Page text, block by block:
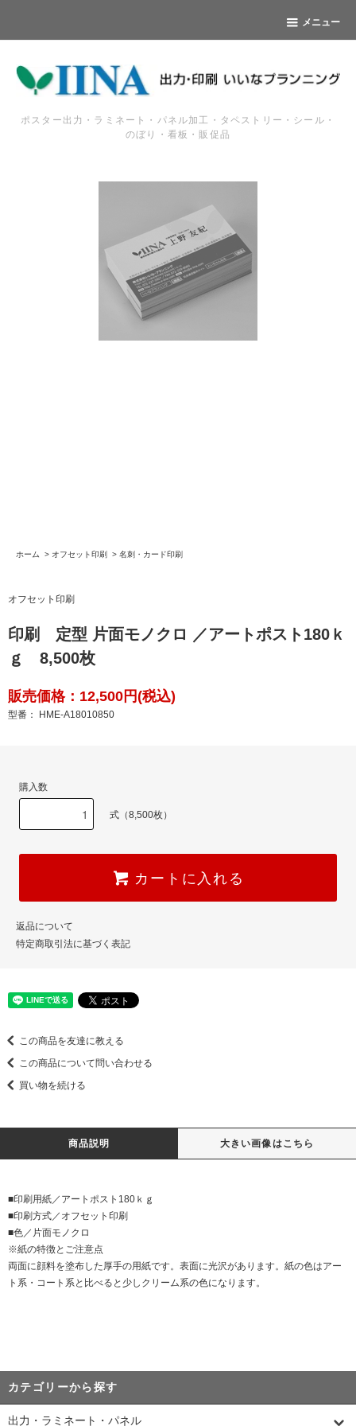
メニュー
ポスター出力・ラミネート・パネル加工・タペストリー・シール・
のぼり・看板・販促品
ホーム > オフセット印刷 > 名刺・カード印刷
オフセット印刷
印刷 定型 片面モノクロ ／アートポスト180ｋ
ｇ 8,500枚
販売価格：12,500円(税込)
型番： HME-A18010850
購入数
式（8,500枚）
カートに入れる
返品について
特定商取引法に基づく表記
この商品を友達に教える
この商品について問い合わせる
買い物を続ける
商品説明 大きい画像はこちら
■印刷用紙／アートポスト180ｋｇ
■印刷方式／オフセット印刷
■色／片面モノクロ
※紙の特徴とご注意点
両面に顔料を塗布した厚手の用紙です。表面に光沢があります。紙の色はアー
ト系・コート系と比べると少しクリーム系の色になります。
カテゴリーから探す
出力・ラミネート・パネル